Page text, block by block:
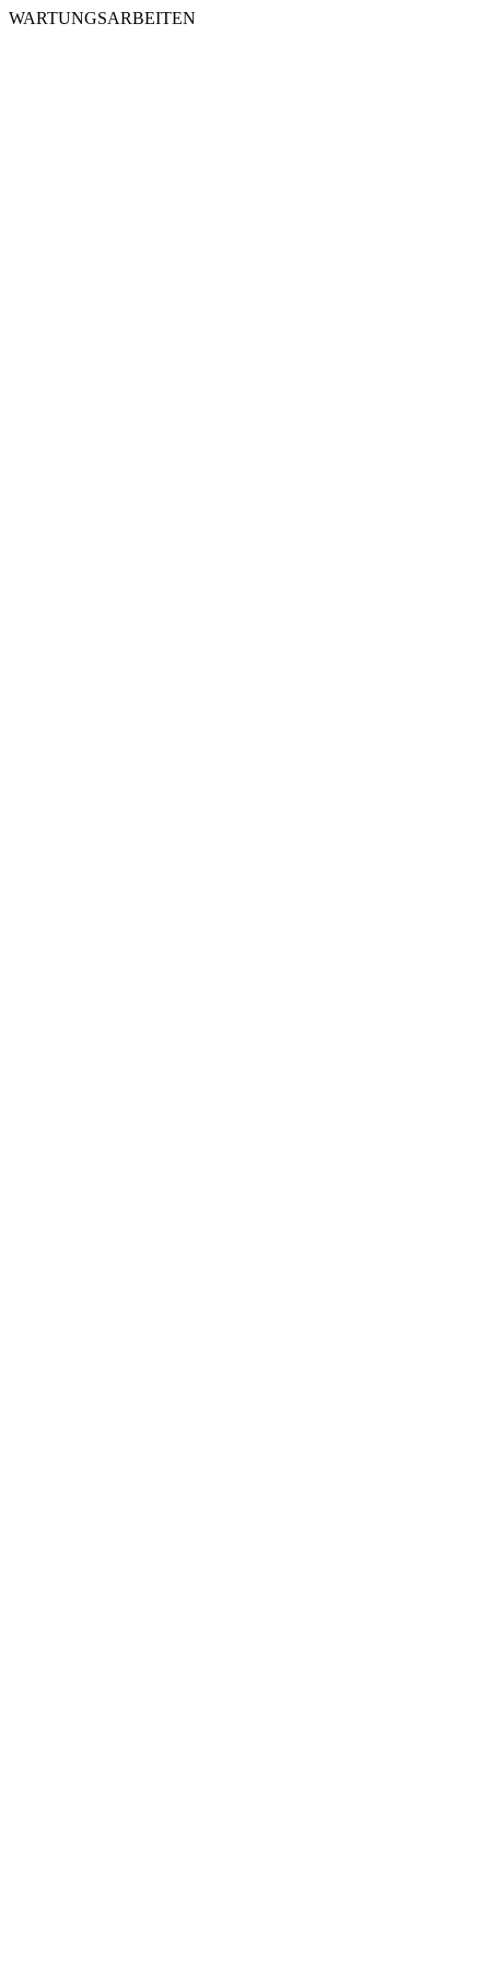
WARTUNGSARBEITEN